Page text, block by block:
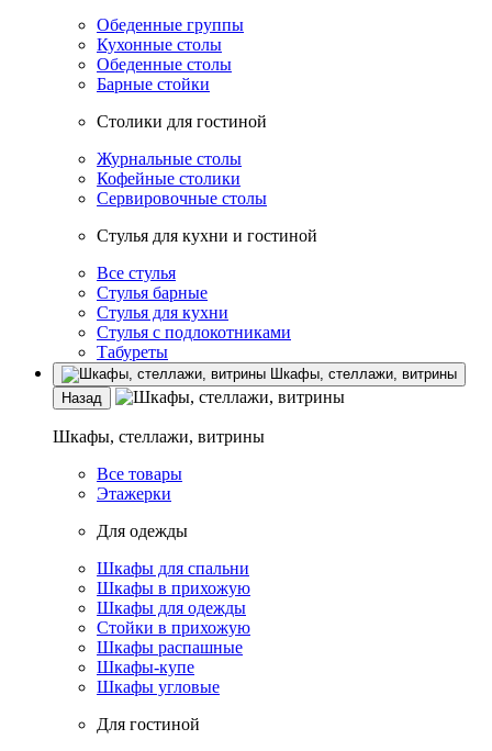
Обеденные группы
Кухонные столы
Обеденные столы
Барные стойки
Столики для гостиной
Журнальные столы
Кофейные столики
Сервировочные столы
Стулья для кухни и гостиной
Все стулья
Стулья барные
Стулья для кухни
Стулья с подлокотниками
Табуреты
Шкафы, стеллажи, витрины
Назад
Шкафы, стеллажи, витрины
Все товары
Этажерки
Для одежды
Шкафы для спальни
Шкафы в прихожую
Шкафы для одежды
Стойки в прихожую
Шкафы распашные
Шкафы-купе
Шкафы угловые
Для гостиной